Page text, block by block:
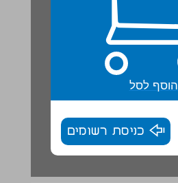
הוסף לסל
כניסת רשומים